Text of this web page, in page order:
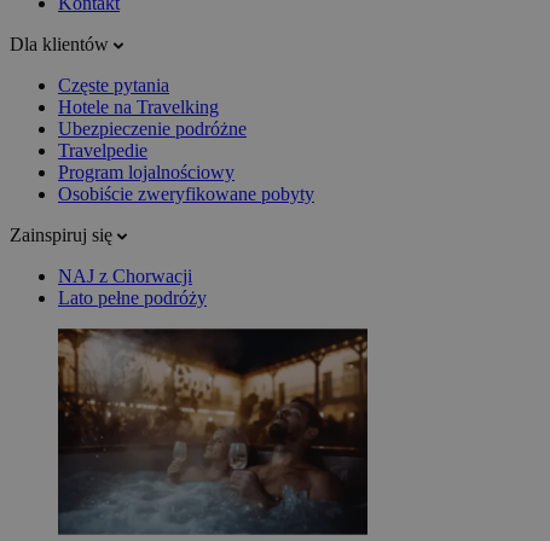
Dla klientów
Częste pytania
Hotele na Travelking
Ubezpieczenie podróżne
Travelpedie
Program lojalnościowy
Osobiście zweryfikowane pobyty
Zainspiruj się
NAJ z Chorwacji
Lato pełne podróży